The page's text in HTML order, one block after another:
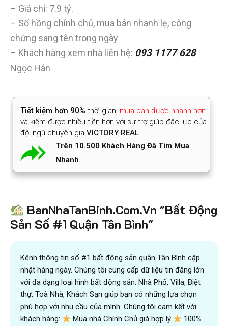
– Giá chỉ: 7.9 tỷ.
– Sổ hồng chính chủ, mua bán nhanh lẹ, công
chứng sang tên trong ngày
– Khách hàng xem nhà liên hệ: 093 1177 628
Ngọc Hân
Tiết kiệm hơn 90% thời gian, mua bán được nhanh hơn
và kiếm được nhiều tiền hơn với sự trợ giúp đắc lực của
đội ngũ chuyên gia VICTORY REAL
Trên 10.500 Khách Hàng Đã Tìm Mua
Nhanh
BanNhaTanBinh.Com.Vn "Bất Động
Sản Số #1 Quận Tân Bình"
Kênh thông tin số #1 bất động sản quận Tân Bình cập
nhật hàng ngày. Chúng tôi cung cấp dữ liệu tin đăng lớn
với đa dạng loại hình bất động sản: Nhà Phố, Villa, Biệt
thự, Toà Nhà, Khách Sạn giúp bạn có những lựa chọn
phù hợp với nhu cầu của mình. Chúng tôi cam kết với
khách hàng:
Mua nhà Chính Chủ giá hợp lý
100%